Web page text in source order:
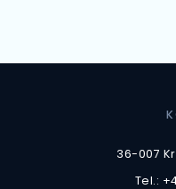
36-007
Tel.: